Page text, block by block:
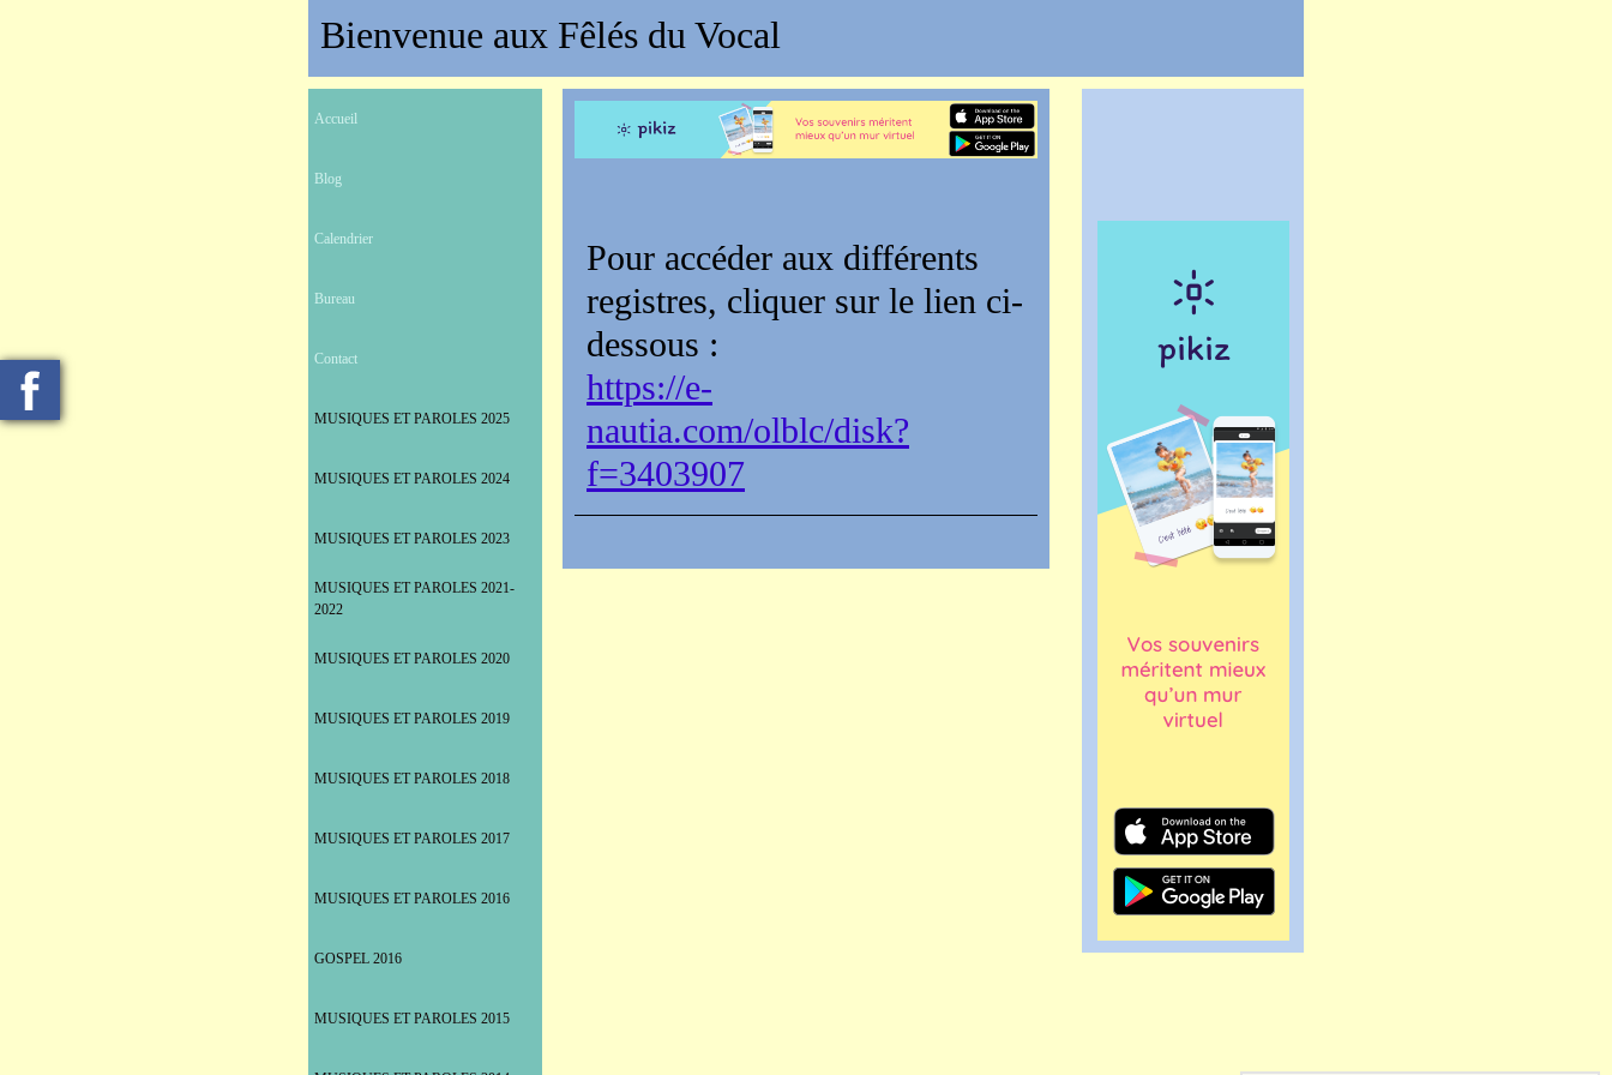
Bienvenue aux Fêlés du Vocal
Accueil
Blog
Calendrier
Bureau
Contact
MUSIQUES ET PAROLES 2025
MUSIQUES ET PAROLES 2024
MUSIQUES ET PAROLES 2023
MUSIQUES ET PAROLES 2021-
2022
MUSIQUES ET PAROLES 2020
MUSIQUES ET PAROLES 2019
MUSIQUES ET PAROLES 2018
MUSIQUES ET PAROLES 2017
MUSIQUES ET PAROLES 2016
GOSPEL 2016
MUSIQUES ET PAROLES 2015
Pour accéder aux différents
registres, cliquer sur le lien ci-
dessous :
https://e-
nautia.com/olblc/disk?
f=3403907